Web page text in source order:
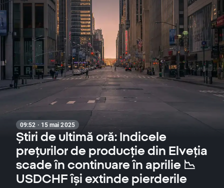
09:52 · 15 mai 2025
Știri de ultimă oră: Indicele
prețurilor de producție din Elveția
scade în continuare în aprilie 📉
USDCHF își extinde pierderile